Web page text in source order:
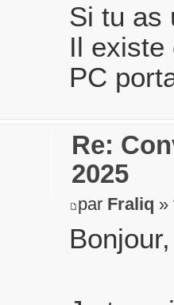
Si tu as
Il existe
PC
Re:
2025
par Fraliq »
Bonjour,